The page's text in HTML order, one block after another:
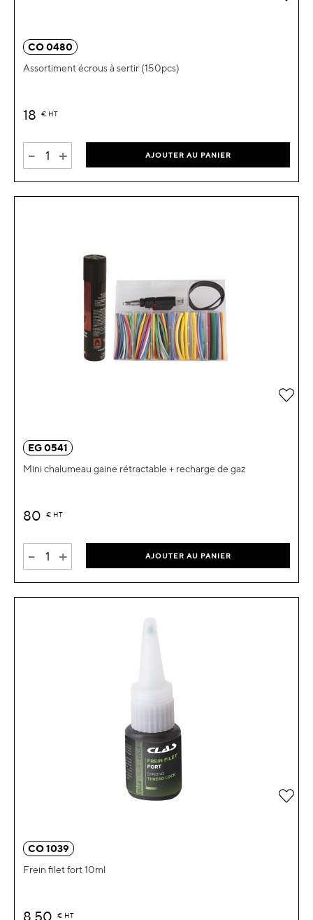
CO 0480
Assortiment écrous à sertir (150pcs)
18 € HT
- + AJOUTER AU PANIER
EG 0541
Mini chalumeau gaine rétractable + recharge de gaz
80 € HT
- + AJOUTER AU PANIER
CO 1039
Frein filet fort 10ml
8,50 € HT